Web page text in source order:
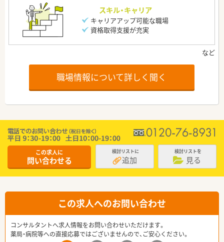
スキル・キャリア
キャリアアップ可能な職場
資格取得支援が充実
職場情報について詳しく聞く
この求人に
問い合わせる
検討リストに
追加
検討リストを
見る
この求人へのお問い合わせ
コンサルタントへ求人情報をお問い合わせいただけます。
薬局・病院等への直接応募ではございませんので、ご安心ください。